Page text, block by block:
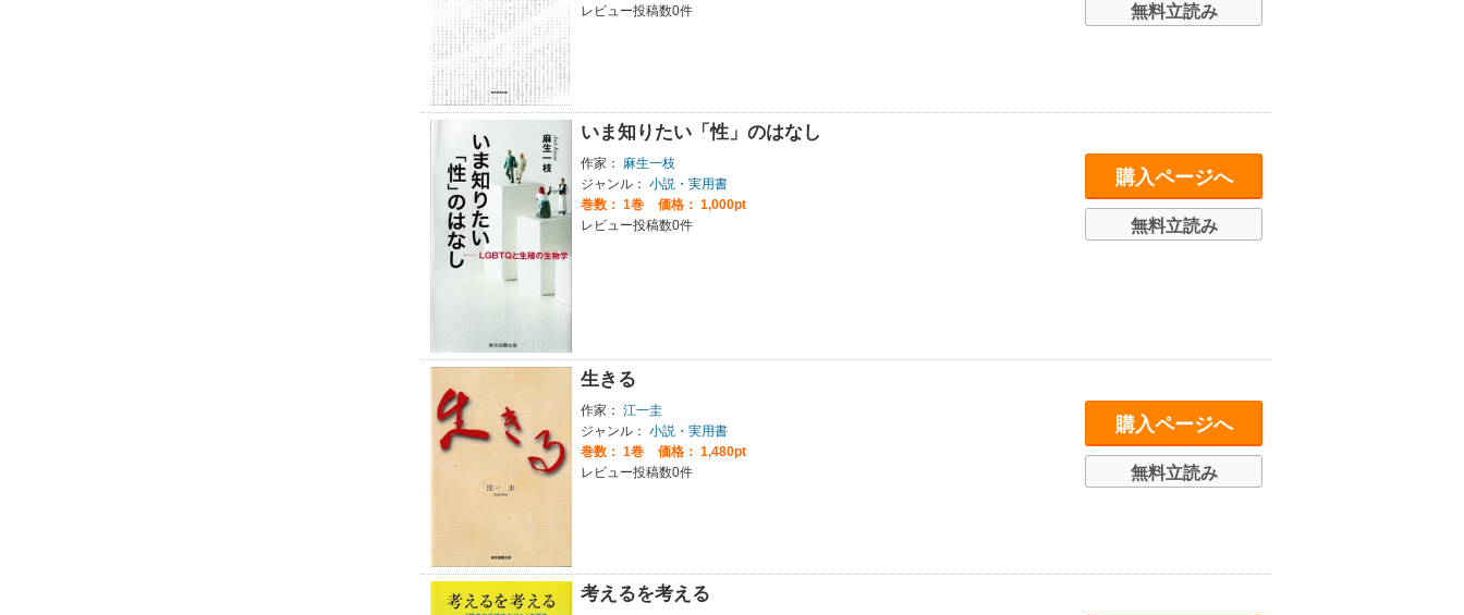
レビュー投稿数0件
無料立読み
いま知りたい「性」のはなし
作家：
麻生一枝
ジャンル： 小説・実用書
巻数： 1巻
価格： 1,000pt
レビュー投稿数0件
購入ページへ
無料立読み
生きる
作家： 江一圭
ジャンル： 小説・実用書
巻数： 1巻
価格： 1,480pt
レビュー投稿数0件
購入ページへ
無料立読み
考えるを考える